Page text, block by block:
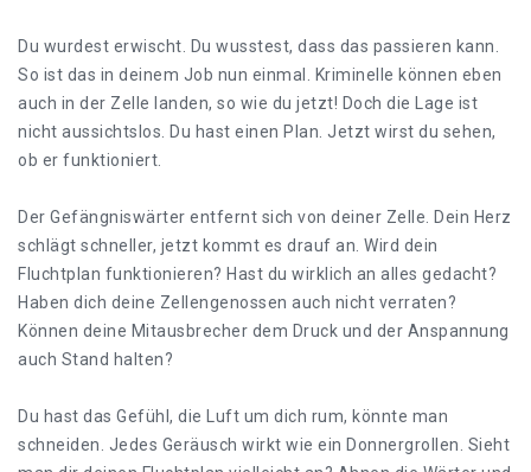
Du wurdest erwischt. Du wusstest, dass das passieren kann.
So ist das in deinem Job nun einmal. Kriminelle können eben
auch in der Zelle landen, so wie du jetzt! Doch die Lage ist
nicht aussichtslos. Du hast einen Plan. Jetzt wirst du sehen,
ob er funktioniert.
Der Gefängniswärter entfernt sich von deiner Zelle. Dein Herz
schlägt schneller, jetzt kommt es drauf an. Wird dein
Fluchtplan funktionieren? Hast du wirklich an alles gedacht?
Haben dich deine Zellengenossen auch nicht verraten?
Können deine Mitausbrecher dem Druck und der Anspannung
auch Stand halten?
Du hast das Gefühl, die Luft um dich rum, könnte man
schneiden. Jedes Geräusch wirkt wie ein Donnergrollen. Sieht